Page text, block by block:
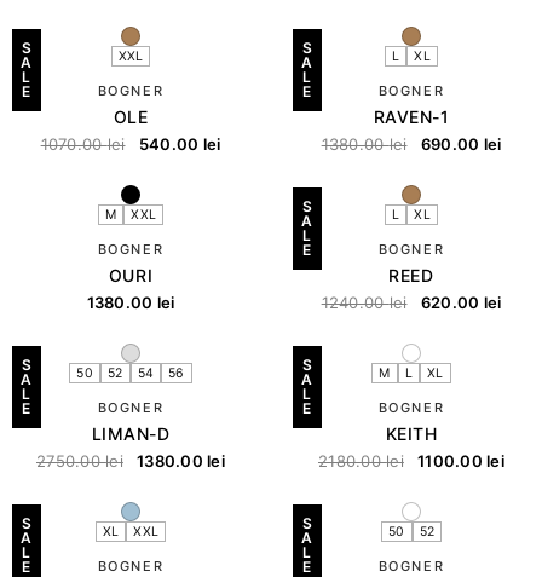
S
A
L
E
XXL
BOGNER
OLE
1070.00lei 540.00 lei
S
A
L
E
L XL
BOGNER
RAVEN-1
1380.00lei 690.00 lei
M XXL
BOGNER
OURI
1380.00 lei
S
A
L
E
L XL
BOGNER
REED
1240.00lei 620.00 lei
S
A
L
E
50 52 54 56
BOGNER
LIMAN-D
2750.00lei 1380.00lei
S
A
L
E
M L XL
BOGNER
KEITH
2180.00lei 1100.00lei
S
A
L
E
XL XXL
BOGNER
S
A
L
E
50 52
BOGNER